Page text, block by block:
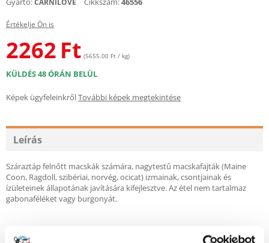
CARNILOVE
Értékelje Ön is
2262 Ft (5655.00 Ft / kg)
KÜLDÉS 48 ÓRÁN BELÜL
Képek ügyfeleinkrőlTovábbi képek megtekintése
Leírás
Száraztáp felnőtt macskák számára, nagytestű macskafajták (Maine
Coon, Ragdoll, szibériai, norvég, ocicat) izmainak, csontjainak és
ízületeinek állapotának javítására kifejlesztve. Az étel nem tartalmaz
gabonaféléket vagy burgonyát.